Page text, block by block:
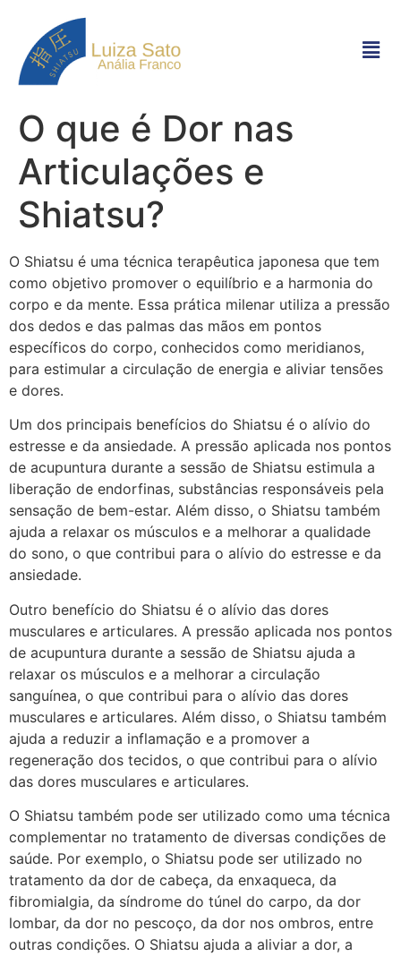
O que é Dor nas
Articulações e
Shiatsu?
O Shiatsu é uma técnica terapêutica japonesa que tem
como objetivo promover o equilíbrio e a harmonia do
corpo e da mente. Essa prática milenar utiliza a pressão
dos dedos e das palmas das mãos em pontos
específicos do corpo, conhecidos como meridianos,
para estimular a circulação de energia e aliviar tensões
e dores.
Um dos principais benefícios do Shiatsu é o alívio do
estresse e da ansiedade. A pressão aplicada nos pontos
de acupuntura durante a sessão de Shiatsu estimula a
liberação de endorfinas, substâncias responsáveis pela
sensação de bem-estar. Além disso, o Shiatsu também
ajuda a relaxar os músculos e a melhorar a qualidade
do sono, o que contribui para o alívio do estresse e da
ansiedade.
Outro benefício do Shiatsu é o alívio das dores
musculares e articulares. A pressão aplicada nos pontos
de acupuntura durante a sessão de Shiatsu ajuda a
relaxar os músculos e a melhorar a circulação
sanguínea, o que contribui para o alívio das dores
musculares e articulares. Além disso, o Shiatsu também
ajuda a reduzir a inflamação e a promover a
regeneração dos tecidos, o que contribui para o alívio
das dores musculares e articulares.
O Shiatsu também pode ser utilizado como uma técnica
complementar no tratamento de diversas condições de
saúde. Por exemplo, o Shiatsu pode ser utilizado no
tratamento da dor de cabeça, da enxaqueca, da
fibromialgia, da síndrome do túnel do carpo, da dor
lombar, da dor no pescoço, da dor nos ombros, entre
outras condições. O Shiatsu ajuda a aliviar a dor, a